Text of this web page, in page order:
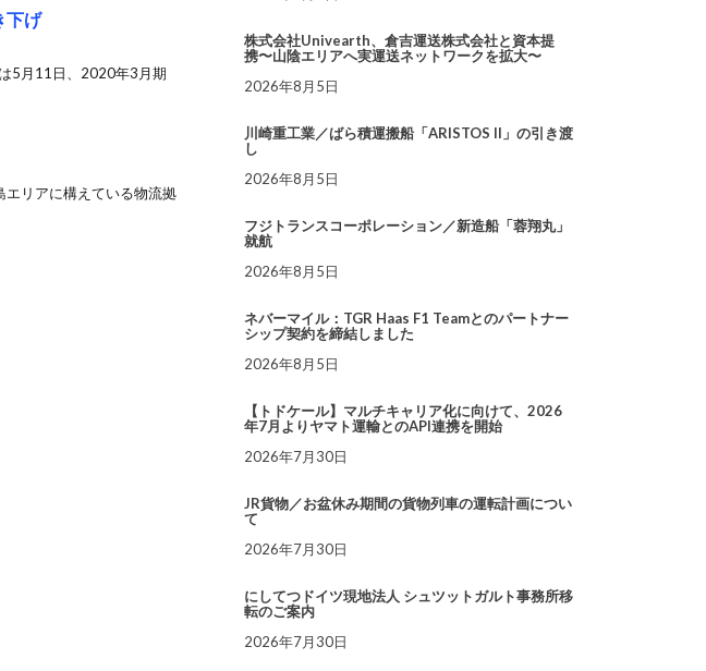
下げ
5月11日、2020年3月期
リアに構えている物流拠
株式会社Univearth、倉吉運送株式会社と資本提
携〜山陰エリアへ実運送ネットワークを拡大〜
2026年8月5日
川崎重工業／ばら積運搬船「ARISTOS II」の引き渡
し
2026年8月5日
フジトランスコーポレーション／新造船「蓉翔丸」
就航
2026年8月5日
ネバーマイル：TGR Haas F1 Teamとのパートナー
シップ契約を締結しました
2026年8月5日
【トドケール】マルチキャリア化に向けて、2026
年7月よりヤマト運輸とのAPI連携を開始
2026年7月30日
JR貨物／お盆休み期間の貨物列車の運転計画につい
て
2026年7月30日
にしてつドイツ現地法人 シュツットガルト事務所移
転のご案内
2026年7月30日